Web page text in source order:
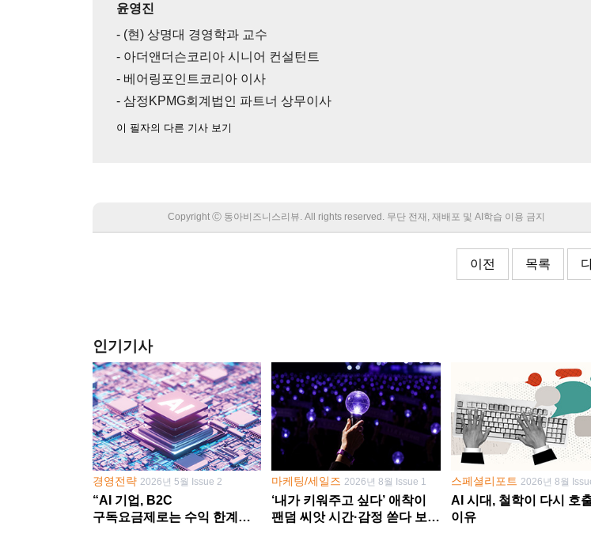
윤영진
- (현) 상명대 경영학과 교수
- 아더앤더슨코리아 시니어 컨설턴트
- 베어링포인트코리아 이사
- 삼정KPMG회계법인 파트너 상무이사
이 필자의 다른 기사 보기
Copyright Ⓒ 동아비즈니스리뷰. All rights reserved. 무단 전재, 재배포 및 AI학습 이용 금지
이전 목록
인기기사
경영전략 2026년 5월 Issue 2
“AI 기업, B2C
구독요금제로는 수익 한계
마케팅/세일즈 2026년 8월 Issue 1
‘내가 키워주고 싶다’ 애착이
팬덤 씨앗 시간·감정 쏟다 보면
스페셜리포트 2026년 8월
AI 시대, 철학이 다시 호
이유